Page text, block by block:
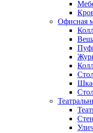
Офисная